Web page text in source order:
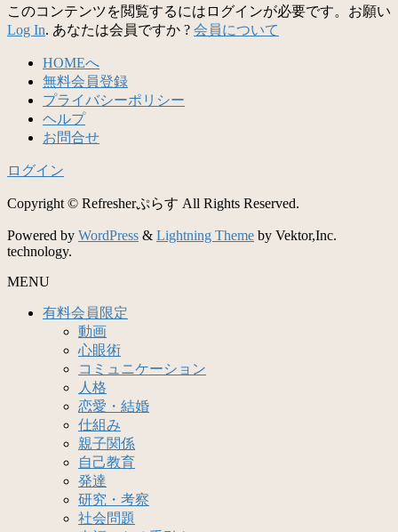
このコンテンツを閲覧するにはログインが必要です。お願い
Log In. あなたは会員ですか ? 会員について
HOMEへ
無料会員登録
プライバシーポリシー
ヘルプ
お問合せ
ログイン
Copyright © Refresherぷらす All Rights Reserved.
Powered by WordPress & Lightning Theme by Vektor,Inc.
technology.
MENU
有料会員限定
動画
心眼術
コミュニケーション
人格
恋愛・結婚
仕組み
親子関係
自己教育
発達
研究・考察
社会問題